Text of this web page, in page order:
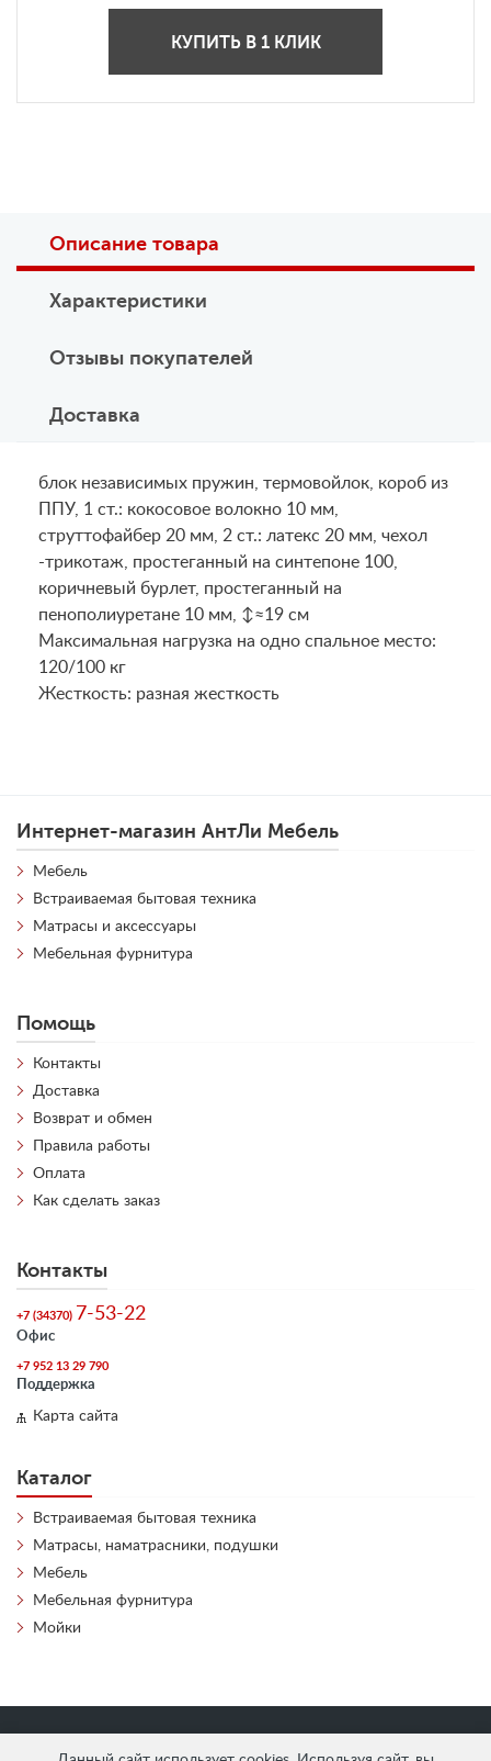
КУПИТЬ В 1 КЛИК
Описание товара
Характеристики
Отзывы покупателей
Доставка
блок независимых пружин, термовойлок, короб из
ППУ, 1 ст.: кокосовое волокно 10 мм,
струттофайбер 20 мм, 2 ст.: латекс 20 мм, чехол
-трикотаж, простеганный на синтепоне 100,
коричневый бурлет, простеганный на
пенополиуретане 10 мм, ↕≈19 см
Maксимальная нагрузка на одно спальное место:
120/100 кг
Жесткость: разная жесткость
Интернет-магазин АнтЛи Мебель
Мебель
Встраиваемая бытовая техника
Матрасы и аксессуары
Мебельная фурнитура
Помощь
Контакты
Доставка
Возврат и обмен
Правила работы
Оплата
Как сделать заказ
Контакты
+7 (34370) 7-53-22
Офис
+7 952 13 29 790
Поддержка
Карта сайта
Каталог
Встраиваемая бытовая техника
Матрасы, наматрасники, подушки
Мебель
Мебельная фурнитура
Мойки